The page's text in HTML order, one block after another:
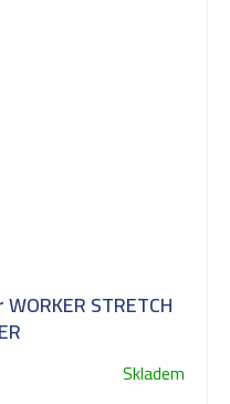
STRETCH
Skladem